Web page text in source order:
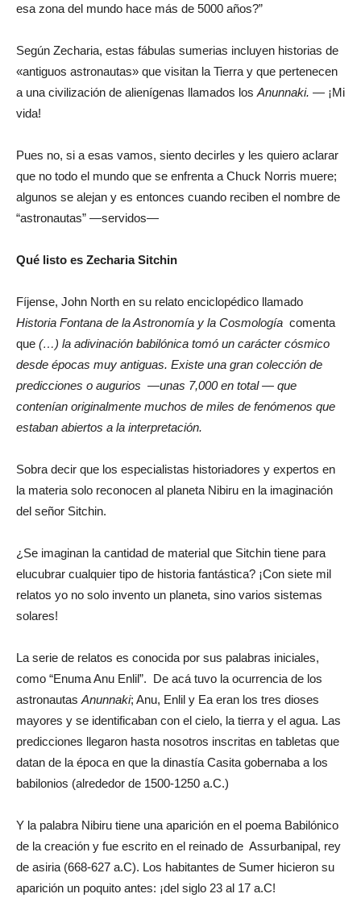
esa zona del mundo hace más de 5000 años?”
Según Zecharia, estas fábulas sumerias incluyen historias de
«antiguos astronautas» que visitan la Tierra y que pertenecen
a una civilización de alienígenas llamados los Anunnaki. — ¡Mi
vida!
Pues no, si a esas vamos, siento decirles y les quiero aclarar
que no todo el mundo que se enfrenta a Chuck Norris muere;
algunos se alejan y es entonces cuando reciben el nombre de
“astronautas” —servidos—
Qué listo es Zecharia Sitchin
Fíjense, John North en su relato enciclopédico llamado
Historia Fontana de la Astronomía y la Cosmología comenta
que (…) la adivinación babilónica tomó un carácter cósmico
desde épocas muy antiguas. Existe una gran colección de
predicciones o augurios —unas 7,000 en total — que
contenían originalmente muchos de miles de fenómenos que
estaban abiertos a la interpretación.
Sobra decir que los especialistas historiadores y expertos en
la materia solo reconocen al planeta Nibiru en la imaginación
del señor Sitchin.
¿Se imaginan la cantidad de material que Sitchin tiene para
elucubrar cualquier tipo de historia fantástica? ¡Con siete mil
relatos yo no solo invento un planeta, sino varios sistemas
solares!
La serie de relatos es conocida por sus palabras iniciales,
como “Enuma Anu Enlil”. De acá tuvo la ocurrencia de los
astronautas Anunnaki; Anu, Enlil y Ea eran los tres dioses
mayores y se identificaban con el cielo, la tierra y el agua. Las
predicciones llegaron hasta nosotros inscritas en tabletas que
datan de la época en que la dinastía Casita gobernaba a los
babilonios (alrededor de 1500-1250 a.C.)
Y la palabra Nibiru tiene una aparición en el poema Babilónico
de la creación y fue escrito en el reinado de Assurbanipal, rey
de asiria (668-627 a.C). Los habitantes de Sumer hicieron su
aparición un poquito antes: ¡del siglo 23 al 17 a.C!